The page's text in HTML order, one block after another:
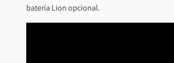
batería Lion opcional.